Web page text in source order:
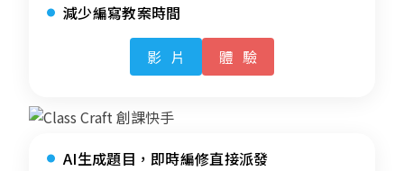
減少編寫教案時間
影片 體驗
AI生成題目，即時編修直接派發